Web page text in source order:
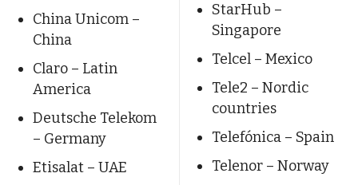
China Unicom –
China
Claro – Latin
America
Deutsche Telekom
– Germany
Etisalat – UAE
StarHub –
Singapore
Telcel – Mexico
Tele2 – Nordic
countries
Telefónica – Spain
Telenor – Norway